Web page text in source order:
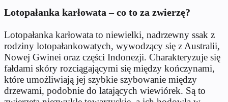
Lotopałanka karłowata – co to za zwierzę?
Lotopałanka karłowata to niewielki, nadrzewny ssak z
rodziny lotopałankowatych, wywodzący się z Australii,
Nowej Gwinei oraz części Indonezji. Charakteryzuje się
fałdami skóry rozciągającymi się między kończynami,
które umożliwiają jej szybkie szybowanie między
drzewami, podobnie do latających wiewiórek. Są to